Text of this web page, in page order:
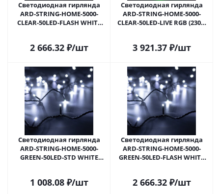
Светодиодная гирлянда
ARD-STRING-HOME-5000-
CLEAR-50LED-FLASH WHITE
2 666.32₽/шт
Светодиодная гирлянда
ARD-STRING-HOME-5000-
CLEAR-50LED-LIVE RGB (230V,
3 921.37₽/шт
Светодиодная гирлянда
ARD-STRING-HOME-5000-
GREEN-50LED-STD WHITE
1 008.08₽/шт
Светодиодная гирлянда
ARD-STRING-HOME-5000-
GREEN-50LED-FLASH WHITE
2 666.32₽/шт